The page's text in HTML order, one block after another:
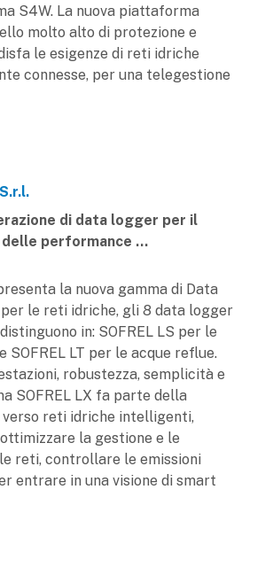
S4W. La nuova piattaforma
molto alto di protezione e
le esigenze di reti idriche
connesse, per una telegestione
di data logger per il
performance ...
la nuova gamma di Data
le reti idriche, gli 8 data logger
in: SOFREL LS per le
SOFREL LT per le acque reflue.
robustezza, semplicità e
SOFREL LX fa parte della
reti idriche intelligenti,
la gestione e le
reti, controllare le emissioni
entrare in una visione di smart